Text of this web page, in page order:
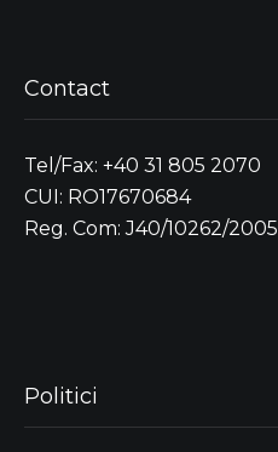
Contact
Tel/Fax: +40 31 805 2070
CUI: RO17670684
Reg. Com: J40/10262/2005
Politici